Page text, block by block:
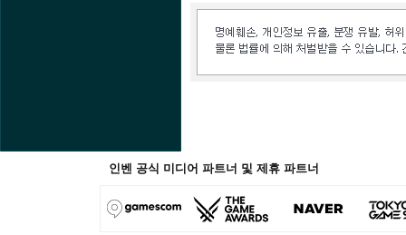
인벤 공식 미디어 파트너 및 제휴 파트너